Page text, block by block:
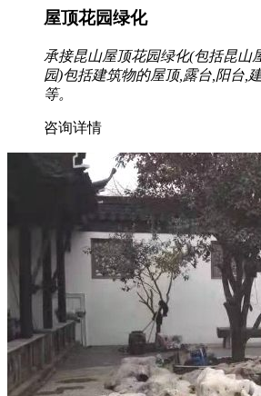
屋顶花园绿化
承接昆山屋顶花园绿化(包括昆山
园)包括建筑物的屋顶,露台,阳台,
等。
咨询详情